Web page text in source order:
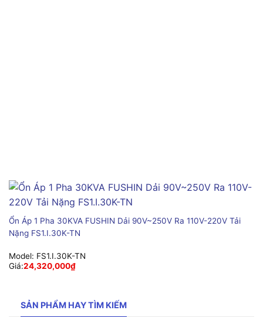
Ổn Áp 1 Pha 30KVA FUSHIN Dải 90V~250V Ra 110V-220V Tải
Nặng FS1.I.30K-TN
Model: FS1.I.30K-TN
Giá:24,320,000₫
SẢN PHẨM HAY TÌM KIẾM